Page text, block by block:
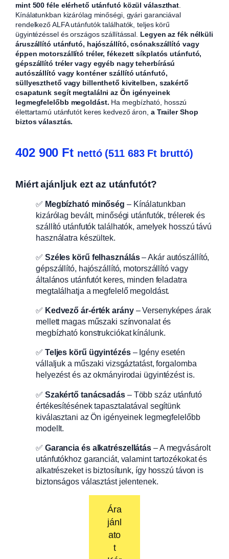
mint 500 féle elérhető utánfutó közül választhat
Kínálatunkban kizárólag minőségi, gyári garanciával
rendelkező ALFA utánfutók találhatók, teljes körű
ügyintézéssel és országos szállítással. Legyen az fék nélküli
áruszállító utánfutó, hajószállító, csónakszállító vagy
éppen motorszállító tréler, fékezett síkplatós utánfutó,
gépszállító tréler vagy egyéb nagy teherbírású
autószállító vagy konténer szállító utánfutó,
süllyeszthető vagy billenthető kivitelben, szakértő
csapatunk segít megtalálni az Ön igényeinek
legmegfelelőbb megoldást. Ha megbízható, hosszú
élettartamú utánfutót keres kedvező áron, a Trailer Shop
biztos választás.
402 900 Ft nettó (511 683 Ft bruttó)
Miért ajánljuk ezt az utánfutót?
✅ Megbízható minőség – Kínálatunkban
kizárólag bevált, minőségi utánfutók, trélerek és
szállító utánfutók találhatók, amelyek hosszú távú
használatra készültek.
✅ Széles körű felhasználás– Akár autószállító,
gépszállító, hajószállító, motorszállító vagy
általános utánfutót keres, minden feladatra
megtalálhatja a megfelelő megoldást.
✅ Kedvező ár-érték arány– Versenyképes árak
mellett magas műszaki színvonalat és
megbízható konstrukciókat kínálunk.
✅ Teljes körű ügyintézés– Igény esetén
vállaljuk a műszaki vizsgáztatást, forgalomba
helyezést és az okmányirodai ügyintézést is.
✅ Szakértő tanácsadás– Több száz utánfutó
értékesítésének tapasztalatával segítünk
kiválasztani az Ön igényeinek legmegfelelőbb
modellt.
✅ Garancia és alkatrészellátás – A megvásárolt
utánfutókhoz garanciát, valamint tartozékokat és
alkatrészeket is biztosítunk, így hosszú távon is
biztonságos választást jelentenek.
Ára
jánl
ato
t